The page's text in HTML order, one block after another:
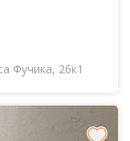
Фучика, 26к1